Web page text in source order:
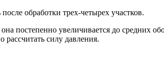
обработки трех-четырех участков.
постепенно увеличивается до средних
рассчитать силу давления.